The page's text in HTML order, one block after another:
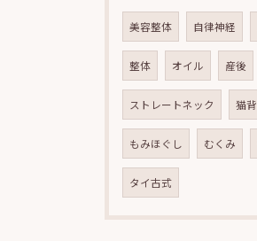
美容整体 自律神経
整体 オイル 産後
ストレートネック 猫背
もみほぐし むくみ
タイ古式